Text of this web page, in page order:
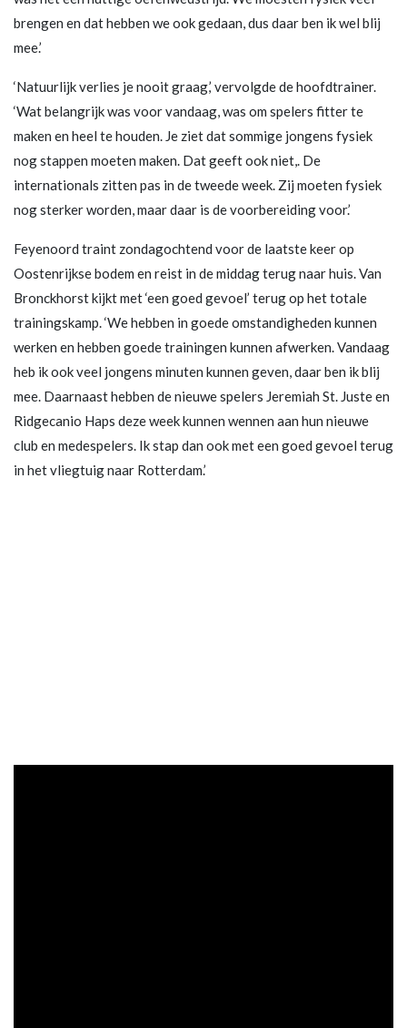
brengen en dat hebben we ook gedaan, dus daar ben ik wel blij
mee.’
‘Natuurlijk verlies je nooit graag,’ vervolgde de hoofdtrainer.
‘Wat belangrijk was voor vandaag, was om spelers fitter te
maken en heel te houden. Je ziet dat sommige jongens fysiek
nog stappen moeten maken. Dat geeft ook niet,. De
internationals zitten pas in de tweede week. Zij moeten fysiek
nog sterker worden, maar daar is de voorbereiding voor.’
Feyenoord traint zondagochtend voor de laatste keer op
Oostenrijkse bodem en reist in de middag terug naar huis. Van
Bronckhorst kijkt met ‘een goed gevoel’ terug op het totale
trainingskamp. ‘We hebben in goede omstandigheden kunnen
werken en hebben goede trainingen kunnen afwerken. Vandaag
heb ik ook veel jongens minuten kunnen geven, daar ben ik blij
mee. Daarnaast hebben de nieuwe spelers Jeremiah St. Juste en
Ridgecanio Haps deze week kunnen wennen aan hun nieuwe
club en medespelers. Ik stap dan ook met een goed gevoel terug
in het vliegtuig naar Rotterdam.’